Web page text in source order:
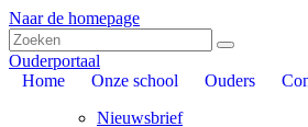
Naar de homepage
Ouderportaal
Home
Onze school Ouders
Nieuwsbrief